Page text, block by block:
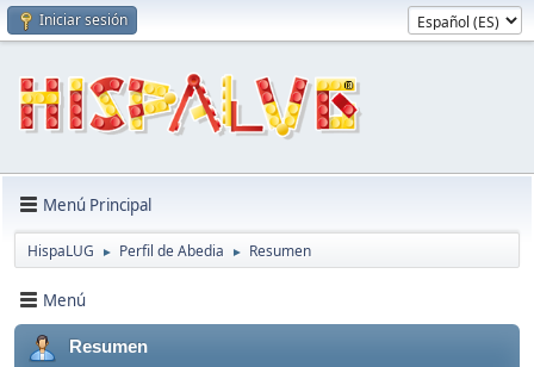
Iniciar sesión
Menú Principal
HispaLUG ► Perfil de Abedia ► Resumen
Menú
Resumen